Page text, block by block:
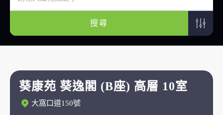
搜尋
葵康苑 葵逸閣 (B座) 高層 10室
大窩口道150號